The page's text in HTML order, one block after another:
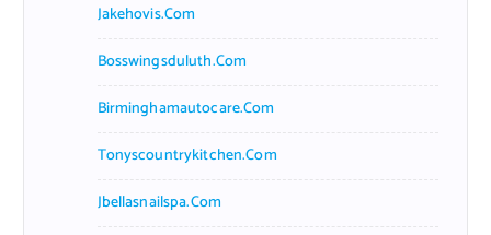
Jakehovis.com
Bosswingsduluth.com
Birminghamautocare.com
Tonyscountrykitchen.com
Jbellasnailspa.com